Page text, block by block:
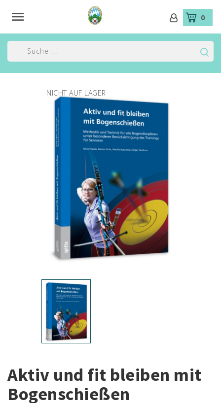
 0
NICHT AUF LAGER
Aktiv und fit bleiben mit
Bogenschießen